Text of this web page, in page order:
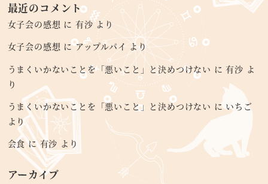
最近のコメント
女子会の感想 に 有沙より
女子会の感想 にアップルパイより
うまくいかないことを「悪いこと」と決めつけない に有沙 よ
り
うまくいかないことを「悪いこと」と決めつけない にいちご
より
会食に有沙 より
アーカイブ